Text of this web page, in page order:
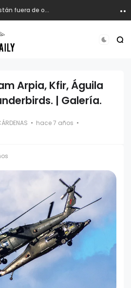
Los Harbin Y12 de Satena están fuera de operación.
Arpia, Kfir, Águila
| Galería.
hace 7 años